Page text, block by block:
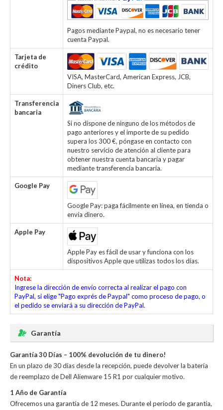
Pagos mediante Paypal, no es necesario tener
cuenta Paypal.
Tarjeta de
crédito
VISA, MasterCard, American Express, JCB,
Diners Club, etc.
Transferencia
bancaria
Si no dispone de ninguno de los métodos de
pago anteriores y el importe de su pedido
supera los 300 €, póngase en contacto con
nuestro servicio de atención al cliente para
obtener nuestra cuenta bancaria y pagar
mediante transferencia bancaria.
Google Pay
Google Pay: paga fácilmente en línea, en tienda o
envía dinero.
Apple Pay
Apple Pay es fácil de usar y funciona con los
dispositivos Apple que utilizas todos los días.
Nota:
Ingrese la dirección de envío correcta al realizar el pago con
PayPal, si elige "Pago exprés de Paypal" como proceso de pago, o
el pedido se enviará a su dirección de PayPal.
Garantía
Garantía 30 Días – 100% devolución de tu dinero!
En un plazo de 30 días desde la recepción, puede devolver la batería
de reemplazo de Dell Alienware 15 R1 por cualquier motivo.
1 Año de Garantía
Ofrecemos una garantía de 12 meses. Durante el período de garantía,